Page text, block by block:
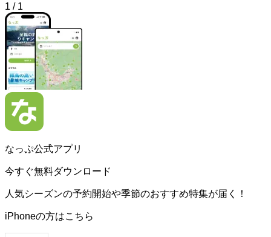
1 / 1
なっぷ公式アプリ
今すぐ無料ダウンロード
人気シーズンの予約開始や季節のおすすめ特集が届く！
iPhoneの方はこちら